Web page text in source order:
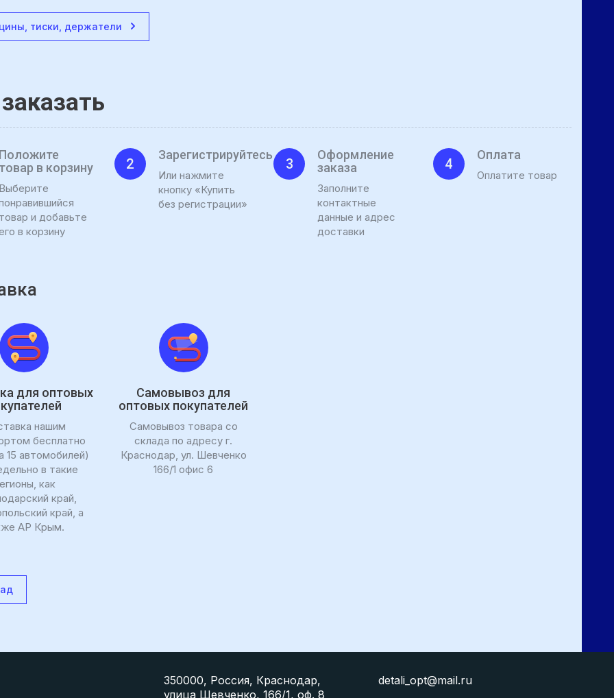
тиски, держатели
Положите
товар в корзину
Выберите
товар и добавьте
в корзину
2
Зарегистрируйтесь
Или нажмите
кнопку «Купить
без регистрации»
3
Оформление
заказа
Заполните
контактные
данные и адрес
доставки
4
Оплата
Оплатите товар
для оптовых
нашим
бесплатно
15 автомобилей)
в такие
как
край,
край, а
АР Крым.
Самовывоз для
оптовых покупателей
Самовывоз товара со
склада по адресу г.
Краснодар, ул. Шевченко
166/1 офис 6
350000, Россия, Краснодар,
улица Шевченко, 166/1, оф. 8
detali_opt@mail.ru